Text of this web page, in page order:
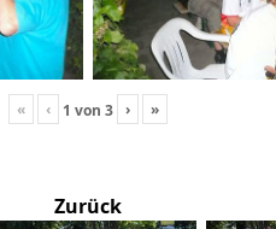
« ‹ 1 von 3 › »
Zurück